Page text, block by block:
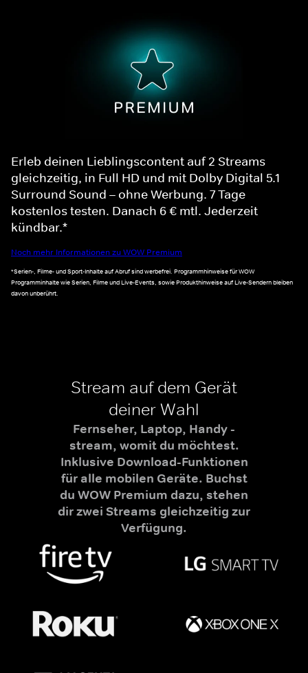
Erleb deinen Lieblingscontent auf 2 Streams
gleichzeitig, in Full HD und mit Dolby Digital 5.1
Surround Sound – ohne Werbung. 7 Tage
kostenlos testen. Danach 6 € mtl. Jederzeit
kündbar.*
Noch mehr Informationen zu WOW Premium
*Serien-, Filme- und Sport-Inhalte auf Abruf sind werbefrei. Programmhinweise für WOW
Programminhalte wie Serien, Filme und Live-Events, sowie Produkthinweise auf Live-Sendern bleiben
davon unberührt.
Stream auf dem Gerät
deiner Wahl
Fernseher, Laptop, Handy -
stream, womit du möchtest.
Inklusive Download-Funktionen
für alle mobilen Geräte. Buchst
du WOW Premium dazu, stehen
dir zwei Streams gleichzeitig zur
Verfügung.